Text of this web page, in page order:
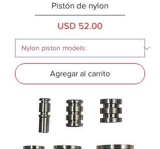
Pistón de nylon
Precio
USD 52.00
Agregar al carrito